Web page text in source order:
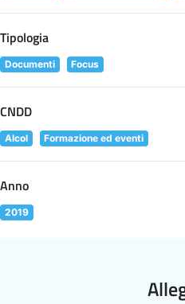
Tipologia
Documenti Focus
CNDD
Alcol Formazione ed eventi
Anno
2019